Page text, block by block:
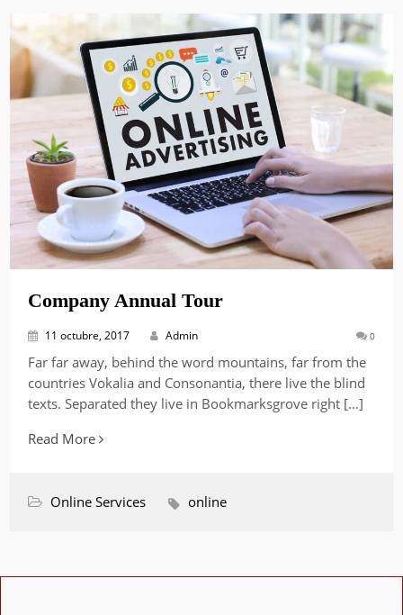
Company Annual Tour
11 octubre, 2017 Admin 0
Far far away, behind the word mountains, far from the
countries Vokalia and Consonantia, there live the blind
texts. Separated they live in Bookmarksgrove right […]
Read More
Online Services online